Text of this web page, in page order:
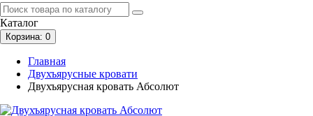
Каталог
Корзина: 0
Главная
Двухъярусные кровати
Двухъярусная кровать Абсолют